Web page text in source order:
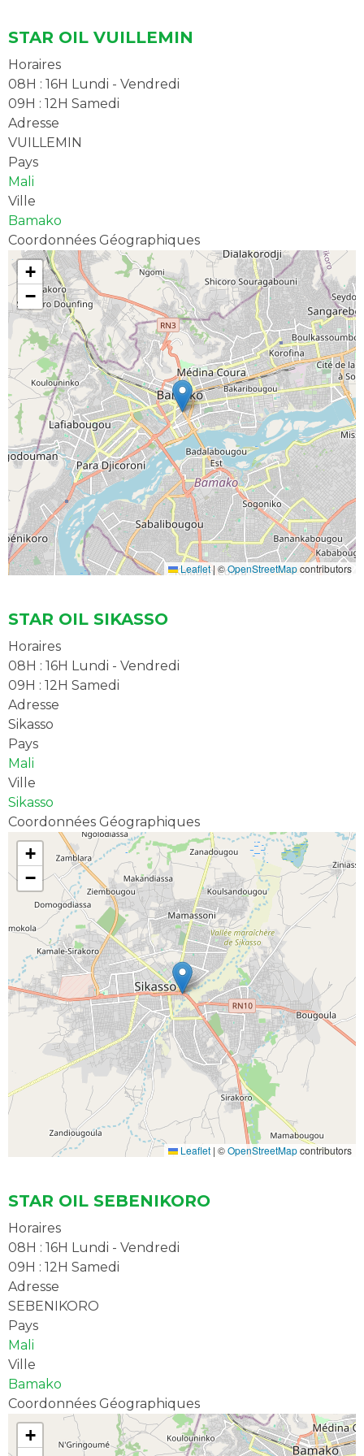
STAR OIL VUILLEMIN
Horaires
08H : 16H Lundi - Vendredi
09H : 12H Samedi
Adresse
VUILLEMIN
Pays
Mali
Ville
Bamako
Coordonnées Géographiques
+
−
Leaflet| ©OpenStreetMapcontributors
STAR OIL SIKASSO
Horaires
08H : 16H Lundi - Vendredi
09H : 12H Samedi
Adresse
Sikasso
Pays
Mali
Ville
Sikasso
Coordonnées Géographiques
+
−
Leaflet | ©OpenStreetMapcontributors
STAR OIL SEBENIKORO
Horaires
08H : 16H Lundi - Vendredi
09H : 12H Samedi
Adresse
SEBENIKORO
Pays
Mali
Ville
Bamako
Coordonnées Géographiques
+